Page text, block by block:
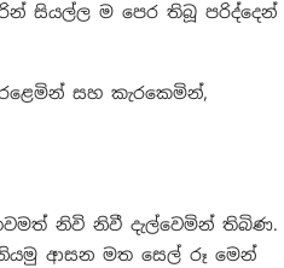
සියල්ල ම පෙර තිබූ පරිද්දෙන්
සහ කැරකෙමින්,
නිවි නිවී දැල්වෙමින් තිබිණ.
නියමු ආසන මත සෙල් රූ මෙන්